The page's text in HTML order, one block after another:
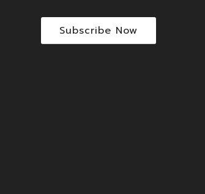
Subscribe Now